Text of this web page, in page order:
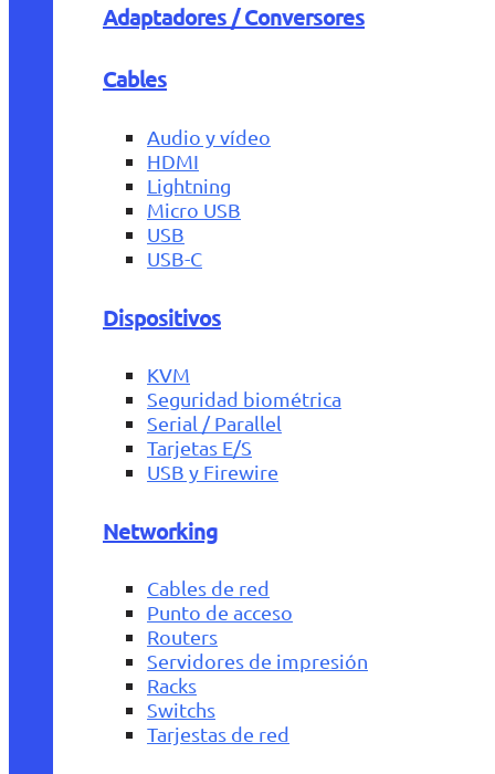
Adaptadores / Conversores
Cables
Audio y vídeo
HDMI
Lightning
Micro USB
USB
USB-C
Dispositivos
KVM
Seguridad biométrica
Serial / Parallel
Tarjetas E/S
USB y Firewire
Networking
Cables de red
Punto de acceso
Routers
Servidores de impresión
Racks
Switchs
Tarjestas de red